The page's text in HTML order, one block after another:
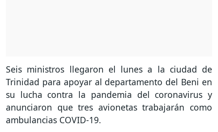
Seis ministros llegaron el lunes a la ciudad de
Trinidad para apoyar al departamento del Beni en
su lucha contra la pandemia del coronavirus y
anunciaron que tres avionetas trabajarán como
ambulancias COVID-19.